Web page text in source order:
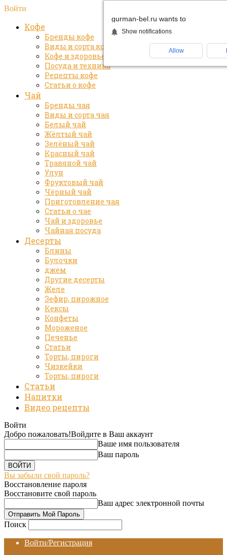
Войти
Кофе
Бренды кофе
Виды и сорта кофе
Кофе и здоровье
Посуда и техника
Рецепты кофе
Статьи о кофе
Чай
Бренды чая
Виды и сорта чая
Белый чай
Жёлтый чай
Зелёный чай
Красный чай
Травяной чай
Улун
Фруктовый чай
Чёрный чай
Приготовление чая
Статьи о чае
Чай и здоровье
Чайная посуда
Десерты
Блины
Булочки
джем
Другие десерты
Желе
Зефир, пирожное
Кексы
Конфеты
Мороженое
Печенье
Статьи
Торты, пироги
Чизкейки
Торты, пироги
Статьи
Напитки
Видео рецепты
Войти
Добро пожаловать!Войдите в Ваш аккаунт
Ваше имя пользователя
Ваш пароль
Вы забыли свой пароль?
Восстановление пароля
Восстановите свой пароль
Ваш адрес электронной почты
Поиск
Войти/Регистрация
gurman-bel.ru wants to
Show notifications
Allow